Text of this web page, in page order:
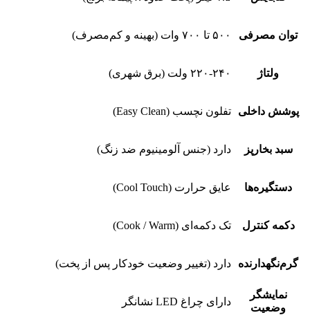
توان مصرفی ۵۰۰ تا ۷۰۰ وات (بهینه و کم‌مصرف)
ولتاژ ۲۲۰-۲۴۰ ولت (برق شهری)
پوشش داخلی تفلون نچسب (Easy Clean)
سبد بخارپز دارد (جنس آلومینیوم ضد زنگ)
دستگیره‌ها عایق حرارت (Cool Touch)
دکمه کنترل تک دکمه‌ای (Cook / Warm)
گرم‌نگهدارنده دارد (تغییر وضعیت خودکار پس از پخت)
نمایشگر
وضعیت
دارای چراغ LED نشانگر